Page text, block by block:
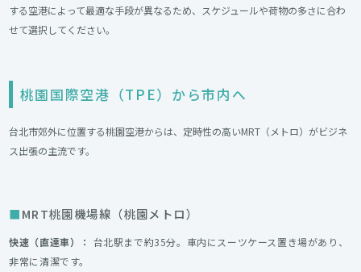
する空港によって最適な手段が異なるため、スケジュールや荷物の多さに合わ
せて選択してください。
桃園国際空港（TPE）から市内へ
台北市郊外に位置する桃園空港からは、定時性の高いMRT（メトロ）がビジネ
ス出張の主流です。
MRT桃園機場線（桃園メトロ）
快速（直達車）： 台北駅まで約35分。車内にスーツケース置き場があり、
非常に清潔です。